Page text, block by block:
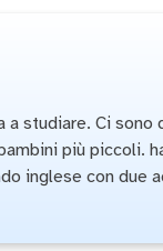
studiare. Ci
più piccoli.
inglese con due